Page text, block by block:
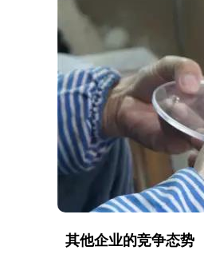
其他企业的竞争态势